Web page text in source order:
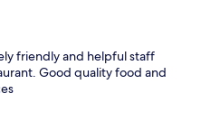
friendly and helpful staff
Good quality food and